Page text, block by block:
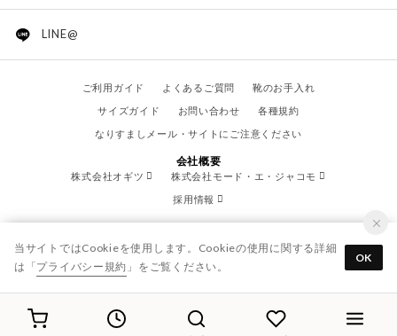
LINE@
ご利用ガイド よくあるご質問
靴のお手入れ
サイズガイド
お問い合わせ
各種規約
なりすましメール・サイトにご注意ください
会社概要
株式会社オギツ
株式会社モード・エ・ジャコモ
採用情報
© OGITSU CO.,LTD. / All Right Reserved.
当サイトではCookieを使用します。Cookieの使用に関する詳細
は「プライバシー規約 」をご覧ください。
OK